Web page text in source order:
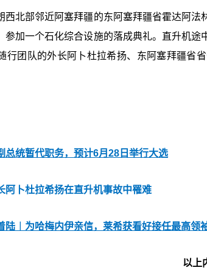
西北部邻近阿塞拜疆的东阿塞拜疆省霍达阿
参加一个石化综合设施的落成典礼。直升机
行团队的外长阿卜杜拉希扬、东阿塞拜疆省
总统暂代职务，预计6月28日举行大选
阿卜杜拉希扬在直升机事故中罹难
陆︱为哈梅内伊亲信，莱希获看好接任最高领
以上